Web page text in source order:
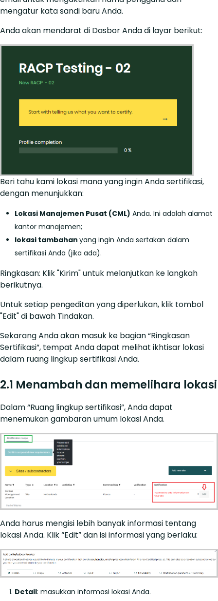
mengatur kata sandi baru Anda.
Anda akan mendarat di Dasbor Anda di layar berikut:
Beri tahu kami lokasi mana yang ingin Anda sertifikasi,
dengan menunjukkan:
Lokasi Manajemen Pusat (CML) Anda. Ini adalah alamat
kantor manajemen;
lokasi tambahan yang ingin Anda sertakan dalam
sertifikasi Anda (jika ada).
Ringkasan: Klik "Kirim" untuk melanjutkan ke langkah
berikutnya.
Untuk setiap pengeditan yang diperlukan, klik tombol
"Edit" di bawah Tindakan.
Sekarang Anda akan masuk ke bagian “Ringkasan
Sertifikasi”, tempat Anda dapat melihat ikhtisar lokasi
dalam ruang lingkup sertifikasi Anda.
2.1 Menambah dan memelihara lokasi
Dalam “Ruang lingkup sertifikasi”, Anda dapat
menemukan gambaran umum lokasi Anda.
Anda harus mengisi lebih banyak informasi tentang
lokasi Anda. Klik “Edit” dan isi informasi yang berlaku:
Detail: masukkan informasi lokasi Anda.